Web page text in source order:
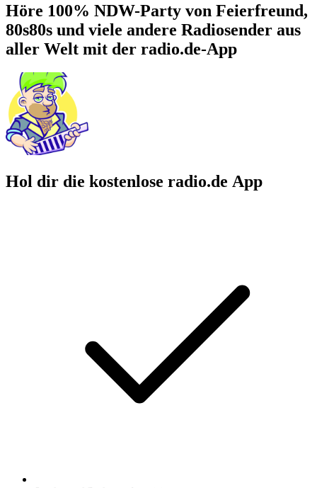
Höre 100% NDW-Party von Feierfreund,
80s80s und viele andere Radiosender aus
aller Welt mit der radio.de-App
Hol dir die kostenlose radio.de App